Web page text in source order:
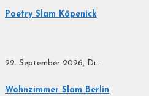
Poetry Slam Köpenick
22. September 2026, Di..
Wohnzimmer Slam Berlin